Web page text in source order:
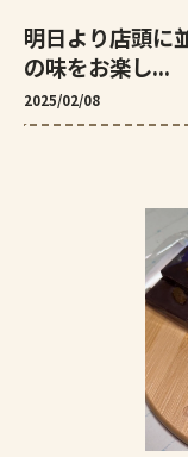
明日より店頭に
の味をお楽し...
2025/02/08